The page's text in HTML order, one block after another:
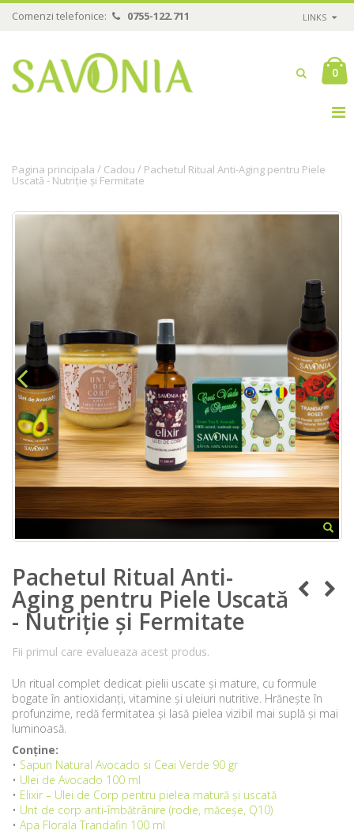
Comenzi telefonice: 0755-122.711 LINKS
0
Pagina principala / Cadou / Pachetul Ritual Anti-Aging pentru Piele
Uscată - Nutriție și Fermitate
Pachetul Ritual Anti-
Aging pentru Piele Uscată
- Nutriție și Fermitate
Fii primul care evalueaza acest produs.
Un ritual complet dedicat pielii uscate și mature, cu formule
bogate în antioxidanți, vitamine și uleiuri nutritive. Hrănește în
profunzime, redă fermitatea și lasă pielea vizibil mai suplă și mai
luminoasă.
Conține:
• Sapun Natural Avocado si Ceai Verde 90 gr
• Ulei de Avocado 100 ml
• Elixir – Ulei de Corp pentru pielea matură și uscată
• Unt de corp anti-îmbătrânire (rodie, măceșe, Q10)
• Apa Florala Trandafiri 100 ml